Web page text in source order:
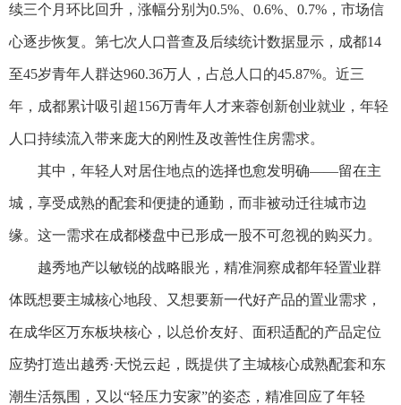
续三个月环比回升，涨幅分别为0.5%、0.6%、0.7%，市场信
心逐步恢复。第七次人口普查及后续统计数据显示，成都14
至45岁青年人群达960.36万人，占总人口的45.87%。近三
年，成都累计吸引超156万青年人才来蓉创新创业就业，年轻
人口持续流入带来庞大的刚性及改善性住房需求。
其中，年轻人对居住地点的选择也愈发明确——留在主
城，享受成熟的配套和便捷的通勤，而非被动迁往城市边
缘。这一需求在成都楼盘中已形成一股不可忽视的购买力。
越秀地产以敏锐的战略眼光，精准洞察成都年轻置业群
体既想要主城核心地段、又想要新一代好产品的置业需求，
在成华区万东板块核心，以总价友好、面积适配的产品定位
应势打造出越秀·天悦云起，既提供了主城核心成熟配套和东
潮生活氛围，又以“轻压力安家”的姿态，精准回应了年轻